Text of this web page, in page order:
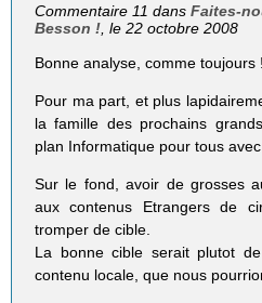
Commentaire 11 dansFaites-
Besson ! , le 22 octobre 2008
Bonne analyse, comme toujours !
Pour ma part, et plus
la famille des prochains
plan Informatique pour tous
Sur le fond, avoir de grosses
aux contenus Etrangers de
tromper de cible.
La bonne cible serait plutot
contenu locale, que nous